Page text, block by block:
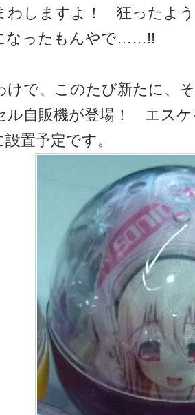
わしますよ！ 狂ったよ
なったもんやで……!!
けで、このたび新たに、
ル自販機が登場！ エス
置予定です。